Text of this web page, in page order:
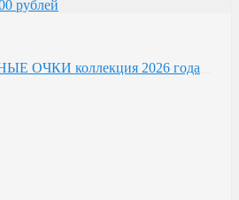
рублей
ОЧКИ коллекция 2026 года